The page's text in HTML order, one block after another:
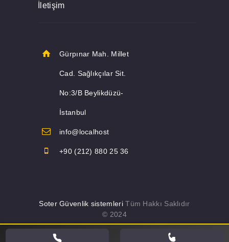
İletişim
Gürpınar Mah. Millet
Cad. Sağlıkçılar Sit.
No:3/B Beylikdüzü-
İstanbul
info@localhost
+90 (212) 880 25 36
Soter Güvenlik sistemleriTüm Hakkı Saklıdır
© 2024